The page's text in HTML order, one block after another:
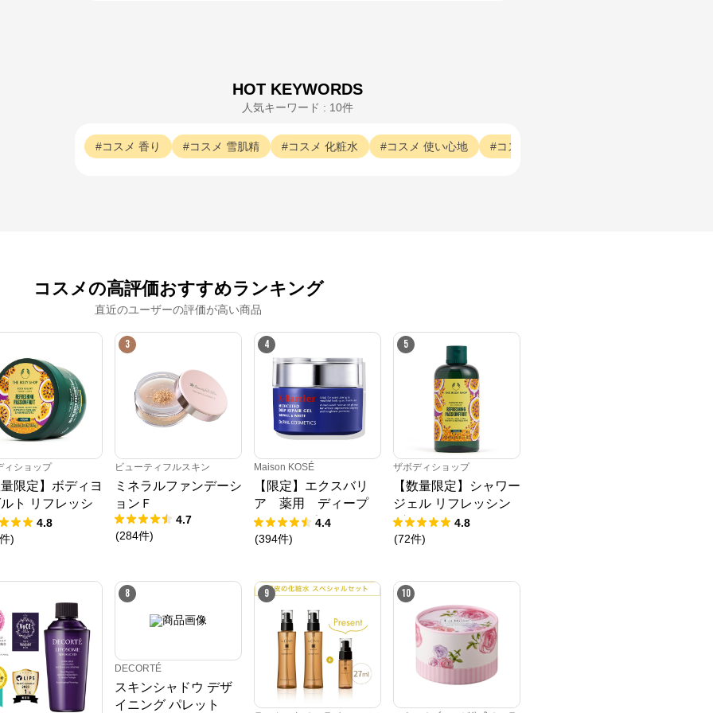
HOT KEYWORDS
人気キーワード : 10件
コスメ 香り コスメ 雪肌精 コスメ 化粧水 コスメ 使い心地 コスメ
コスメの高評価おすすめランキング
直近のユーザーの評価が高い商品
ィショップ
限定】ボディヨ
ト リフレッシ
PF
4.8
件)
3
ビューティフルスキン
ミネラルファンデーシ
ョンＦ
4.7
(284件)
4
Maison KOSÉ
【限定】エクスバリ
ア 薬用 ディープ
リペア ゲル リンク
ル＆ホワイト 増量サ
4.4
(394件)
5
ザボディショップ
【数量限定】シャワー
ジェル リフレッシン
グ PF
4.8
(72件)
8
DECORTÉ
スキンシャドウ デザ
イニング パレット
9 10